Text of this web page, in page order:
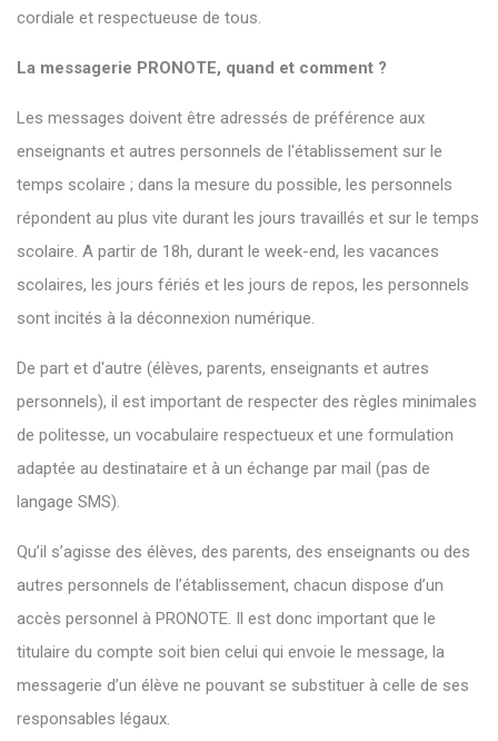
cordiale et respectueuse de tous.
La messagerie PRONOTE, quand et comment ?
Les messages doivent être adressés de préférence aux
enseignants et autres personnels de l'établissement sur le
temps scolaire ; dans la mesure du possible, les personnels
répondent au plus vite durant les jours travaillés et sur le temps
scolaire. A partir de 18h, durant le week-end, les vacances
scolaires, les jours fériés et les jours de repos, les personnels
sont incités à la déconnexion numérique.
De part et d'autre (élèves, parents, enseignants et autres
personnels), il est important de respecter des règles minimales
de politesse, un vocabulaire respectueux et une formulation
adaptée au destinataire et à un échange par mail (pas de
langage SMS).
Qu’il s’agisse des élèves, des parents, des enseignants ou des
autres personnels de l’établissement, chacun dispose d’un
accès personnel à PRONOTE. Il est donc important que le
titulaire du compte soit bien celui qui envoie le message, la
messagerie d’un élève ne pouvant se substituer à celle de ses
responsables légaux.